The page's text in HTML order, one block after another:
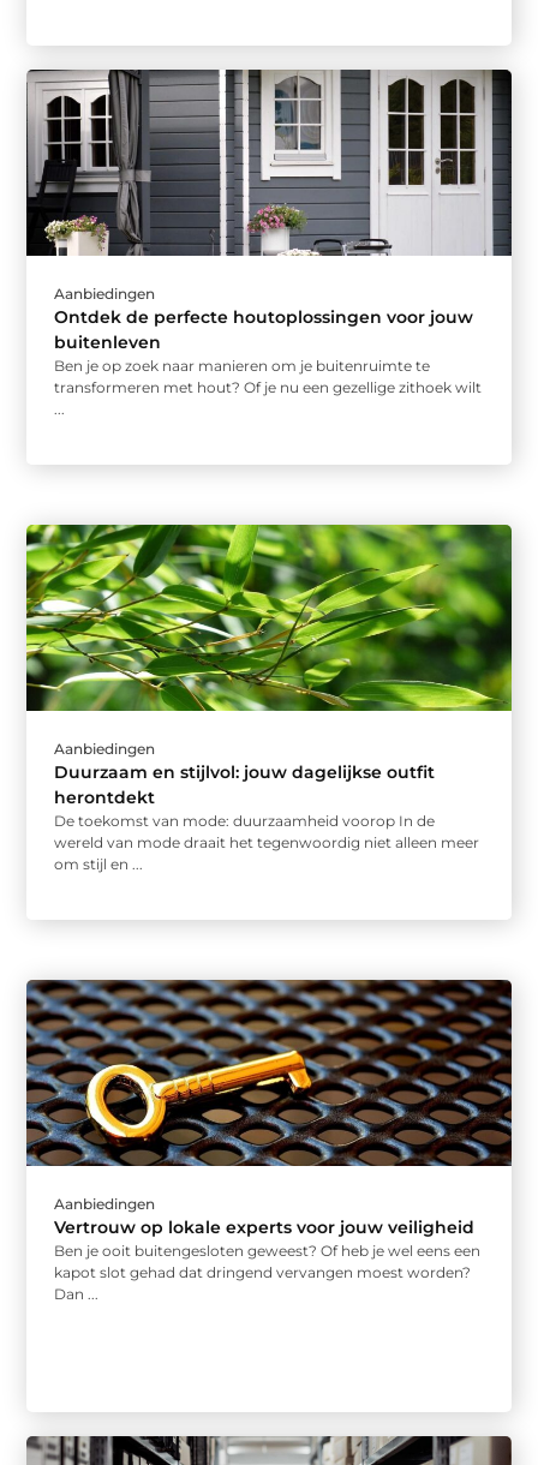
Aanbiedingen
Ontdek de perfecte houtoplossingen voor jouw
buitenleven
Ben je op zoek naar manieren om je buitenruimte te
transformeren met hout? Of je nu een gezellige zithoek wilt
Aanbiedingen
Duurzaam en stijlvol: jouw dagelijkse outfit
herontdekt
De toekomst van mode: duurzaamheid voorop In de
wereld van mode draait het tegenwoordig niet alleen meer
om stijl en ...
Aanbiedingen
Vertrouw op lokale experts voor jouw veiligheid
Ben je ooit buitengesloten geweest? Of heb je wel eens een
kapot slot gehad dat dringend vervangen moest worden?
Dan ...